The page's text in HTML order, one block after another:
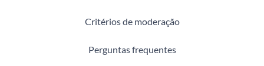
Critérios de moderação
Perguntas frequentes